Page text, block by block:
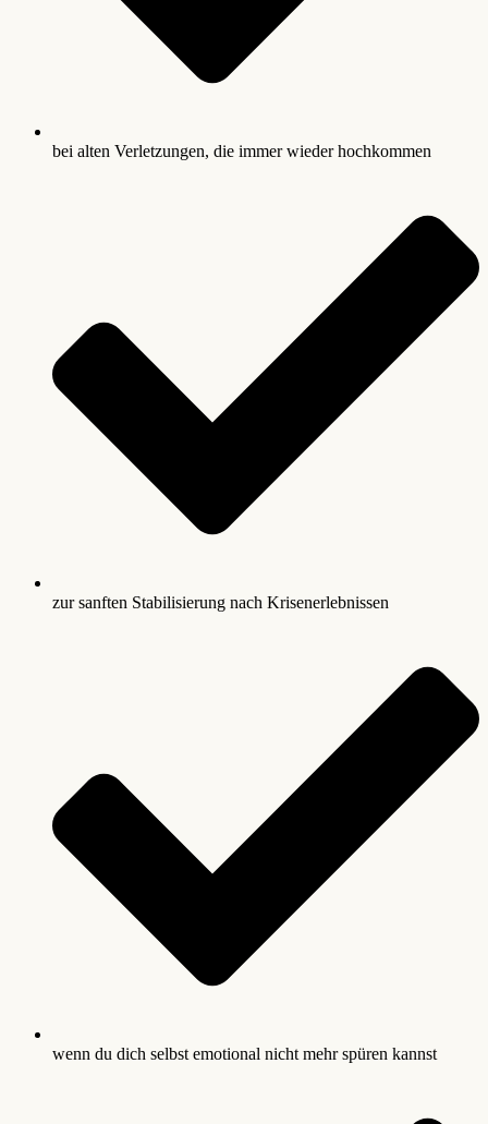
bei alten Verletzungen, die immer wieder hochkommen
zur sanften Stabilisierung nach Krisenerlebnissen
wenn du dich selbst emotional nicht mehr spüren kannst